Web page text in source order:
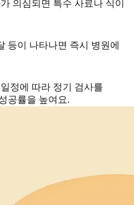
의심되면 특수 사료나 식이
등이 나타나면 즉시 병원에
정에 따라 정기 검사를
공률을 높여요.